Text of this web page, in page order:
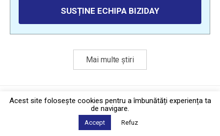
SUSȚINE ECHIPA BIZIDAY
Mai multe știri
Politica de confidențialitate·Contact
2026 © Biziday
Acest site foloseşte cookies pentru a îmbunătăți experiența ta
de navigare.
Accept Refuz